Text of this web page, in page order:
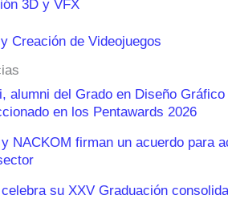
3D y VFX
Creación de Videojuegos
alumni del Grado en Diseño
en los Pentawards 2026
NACKOM firman un acuerdo para
su XXV Graduación